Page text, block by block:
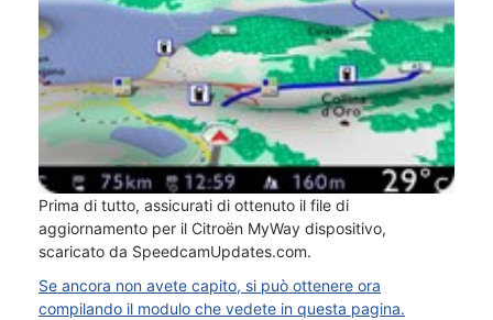
Prima di tutto, assicurati di ottenuto il file di
aggiornamento per il Citroën MyWay dispositivo,
scaricato da SpeedcamUpdates.com.
Se ancora non avete capito, si può ottenere ora
compilando il modulo che vedete in questa pagina.